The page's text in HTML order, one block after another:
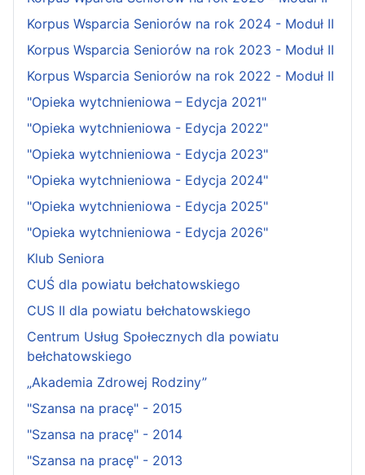
Korpus Wsparcia Seniorów na rok 2024 - Moduł II
Korpus Wsparcia Seniorów na rok 2023 - Moduł II
Korpus Wsparcia Seniorów na rok 2022 - Moduł II
"Opieka wytchnieniowa – Edycja 2021"
"Opieka wytchnieniowa - Edycja 2022"
"Opieka wytchnieniowa - Edycja 2023"
"Opieka wytchnieniowa - Edycja 2024"
"Opieka wytchnieniowa - Edycja 2025"
"Opieka wytchnieniowa - Edycja 2026"
Klub Seniora
CUŚ dla powiatu bełchatowskiego
CUS II dla powiatu bełchatowskiego
Centrum Usług Społecznych dla powiatu
bełchatowskiego
„Akademia Zdrowej Rodziny”
"Szansa na pracę" - 2015
"Szansa na pracę" - 2014
"Szansa na pracę" - 2013